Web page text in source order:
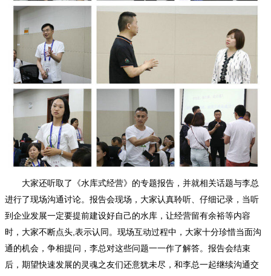
大家还听取了《水库式经营》的专题报告，并就相关话题与李总
进行了现场沟通讨论。报告会现场，大家认真聆听、仔细记录，当听
到企业发展一定要提前建设好自己的水库，让经营留有余裕等内容
时，大家不断点头 表示认同。现场互动过程中，大家十分珍惜当面沟
通的机会，争相提问，李总对这些问题一一作了解答。报告会结束
后，期望快速发展的灵魂之友们还意犹未尽，和李总一起继续沟通交